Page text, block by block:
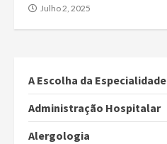
Julho 2, 2025
A Escolha da Especialidade
Administração Hospitalar
Alergologia